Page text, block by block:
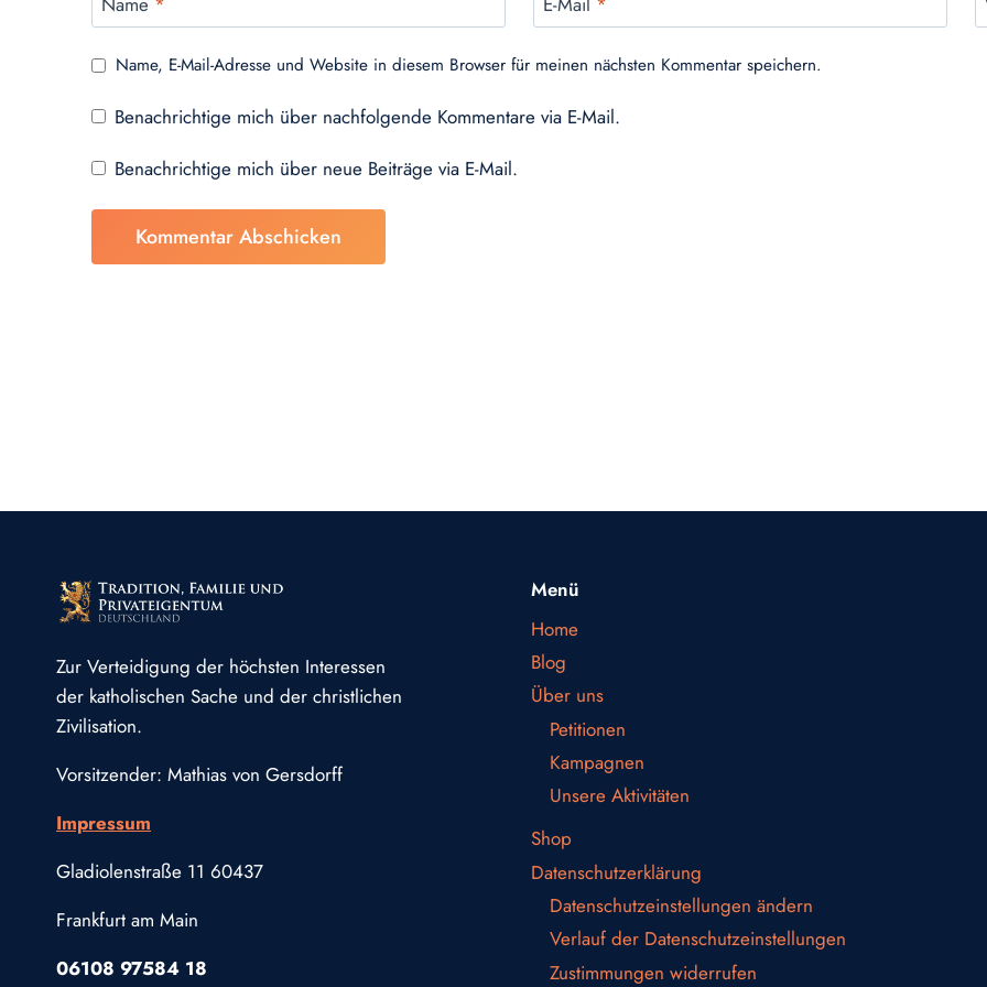
Name, E-Mail-Adresse und Website in diesem Browser für meinen nächsten Kommentar speichern.
Benachrichtige mich über nachfolgende Kommentare via E-Mail.
Benachrichtige mich über neue Beiträge via E-Mail.
Zur Verteidigung der höchsten Interessen
der katholischen Sache und der christlichen
Zivilisation.
Vorsitzender: Mathias von Gersdorff
Impressum
Gladiolenstraße 11 60437
Frankfurt am Main
06108 97584 18
Menü
Home
Blog
Über uns
Petitionen
Kampagnen
Unsere Aktivitäten
Shop
Datenschutzerklärung
Datenschutzeinstellungen ändern
Verlauf der Datenschutzeinstellungen
Zustimmungen widerrufen